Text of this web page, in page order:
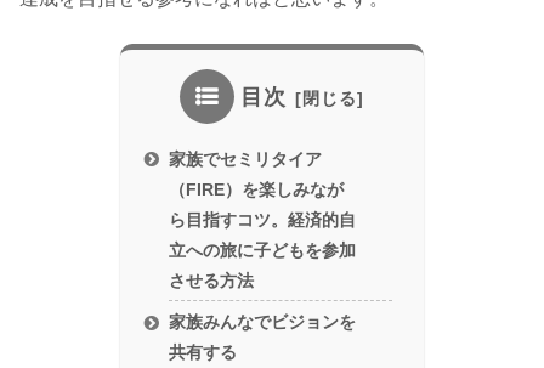
目次
家族でセミリタイア
（FIRE）を楽しみなが
ら目指すコツ。経済的自
立への旅に子どもを参加
させる方法
家族みんなでビジョンを
共有する